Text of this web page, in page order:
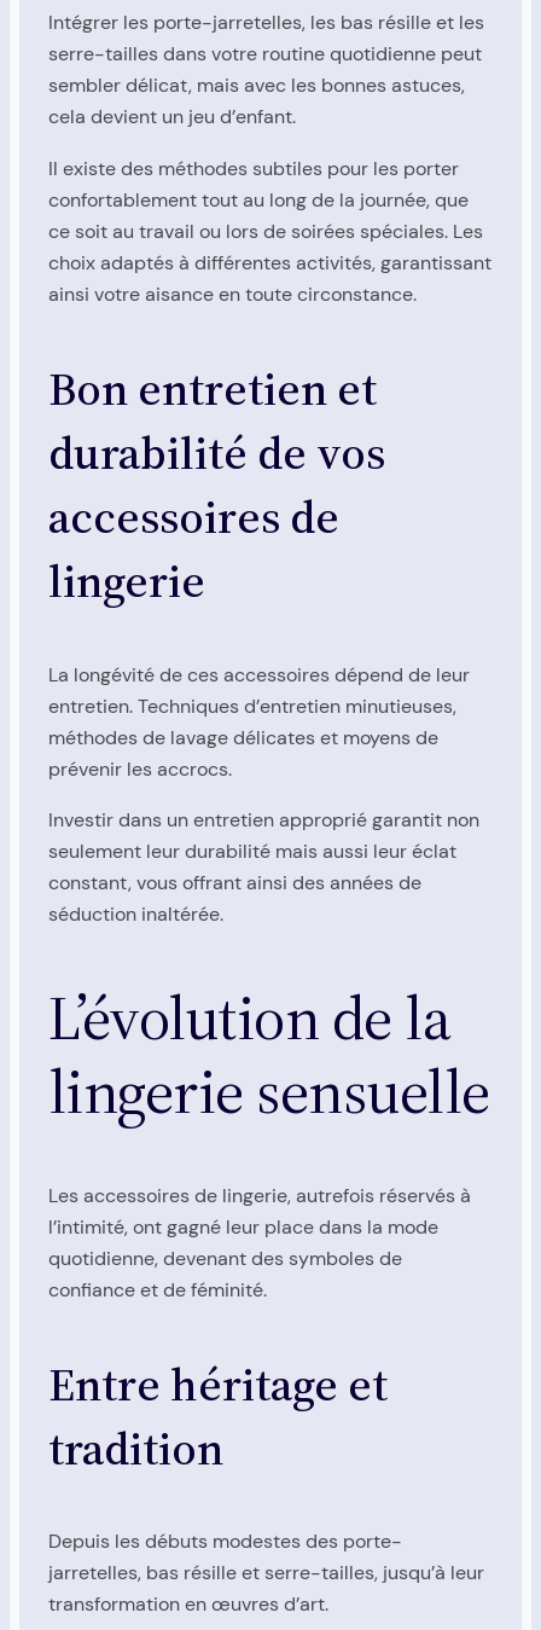
Intégrer les porte-jarretelles, les bas résille et les
serre-tailles dans votre routine quotidienne peut
sembler délicat, mais avec les bonnes astuces,
cela devient un jeu d’enfant.
Il existe des méthodes subtiles pour les porter
confortablement tout au long de la journée, que
ce soit au travail ou lors de soirées spéciales. Les
choix adaptés à différentes activités, garantissant
ainsi votre aisance en toute circonstance.
Bon entretien et
durabilité de vos
accessoires de
lingerie
La longévité de ces accessoires dépend de leur
entretien. Techniques d’entretien minutieuses,
méthodes de lavage délicates et moyens de
prévenir les accrocs.
Investir dans un entretien approprié garantit non
seulement leur durabilité mais aussi leur éclat
constant, vous offrant ainsi des années de
séduction inaltérée.
L’évolution de la
lingerie sensuelle
Les accessoires de lingerie, autrefois réservés à
l’intimité, ont gagné leur place dans la mode
quotidienne, devenant des symboles de
confiance et de féminité.
Entre héritage et
tradition
Depuis les débuts modestes des porte-
jarretelles, bas résille et serre-tailles, jusqu’à leur
transformation en œuvres d’art.